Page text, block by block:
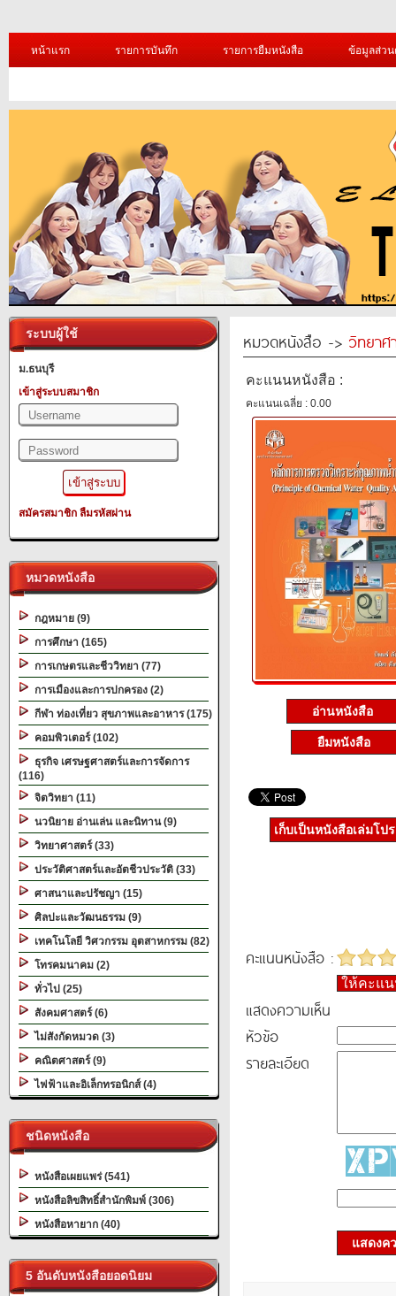
หน้าแรก รายการบันทึก รายการยืมหนังสือ ข้อมูลส่ว
ระบบผู้ใช้
ม.ธนบุรี
เข้าสู่ระบบสมาชิก
สมัครสมาชิก ลืมรหัสผ่าน
หมวดหนังสือ
กฎหมาย (9)
การศึกษา (165)
การเกษตรและชีววิทยา (77)
การเมืองและการปกครอง (2)
กีฬา ท่องเที่ยว สุขภาพและอาหาร (175)
คอมพิวเตอร์ (102)
ธุรกิจ เศรษฐศาสตร์และการจัดการ
(116)
จิตวิทยา (11)
นวนิยาย อ่านเล่น และนิทาน (9)
วิทยาศาสตร์ (33)
ประวัติศาสตร์และอัตชีวประวัติ (33)
ศาสนาและปรัชญา (15)
ศิลปะและวัฒนธรรม (9)
เทคโนโลยี วิศวกรรม อุตสาหกรรม (82)
โทรคมนาคม (2)
ทั่วไป (25)
สังคมศาสตร์ (6)
ไม่สังกัดหมวด (3)
คณิตศาสตร์ (9)
ไฟฟ้าและอิเล็กทรอนิกส์ (4)
ชนิดหนังสือ
หนังสือเผยแพร่ (541)
หนังสือลิขสิทธิ์สำนักพิมพ์ (306)
หนังสือหายาก (40)
5 อันดับหนังสือยอดนิยม
หมวดหนังสือ -> วิทยาศ
คะแนนหนังสือ :
คะแนนเฉลี่ย : 0.00
อ่านหนังสือ
ยืมหนังสือ
เก็บเป็นหนังสือเล่มโป
คะแนนหนังสือ :
ให้คะแ
แสดงความเห็น
หัวข้อ
รายละเอียด
แสดงค